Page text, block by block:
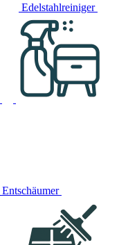
Edelstahlreiniger
Entschäumer